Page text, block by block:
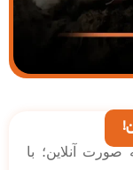
صورت آنلاین؛ با